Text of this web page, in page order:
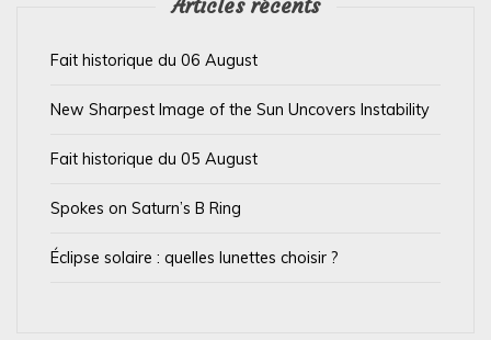
Fait historique du 06 August
New Sharpest Image of the Sun Uncovers Instability
Fait historique du 05 August
Spokes on Saturn’s B Ring
Éclipse solaire : quelles lunettes choisir ?